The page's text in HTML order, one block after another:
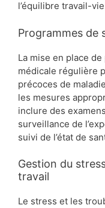
l’équilibre travail-
Programmes
La mise en place
médicale régulière
précoces de
les mesures
inclure des
surveillance de
suivi de l’état de
Gestion du stress et des troubles liés au
travail
Le stress et les